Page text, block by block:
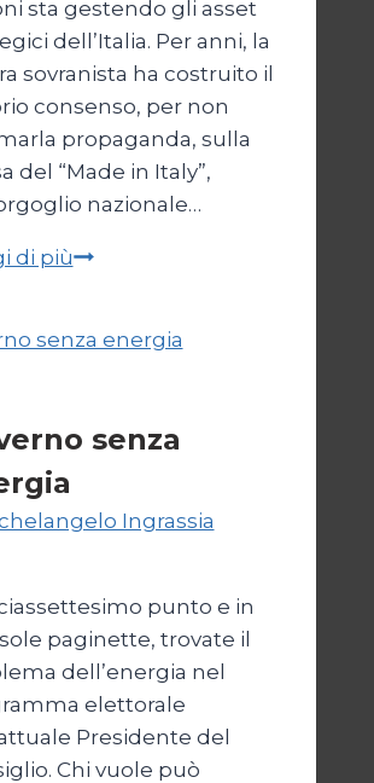
sta gestendo gli asset
dell’Italia. Per anni, la
sovranista ha costruito il
consenso, per non
propaganda, sulla
del “Made in Italy”,
nazionale…
di piùMelonismo,
dell’Italia
senza
Ingrassia
punto e in
paginette, trovate il
dell’energia nel
elettorale
Presidente del
Chi vuole può